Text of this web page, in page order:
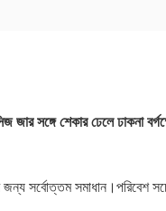
সঙ্গে শেকার ঢেলে ঢাকনা
সর্বোত্তম সমাধান।পরিবেশ